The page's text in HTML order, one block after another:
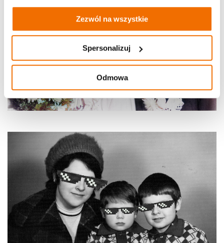
Zezwól na wszystkie
Spersonalizuj
Odmowa